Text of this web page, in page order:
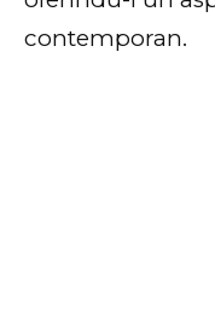
contemporan.